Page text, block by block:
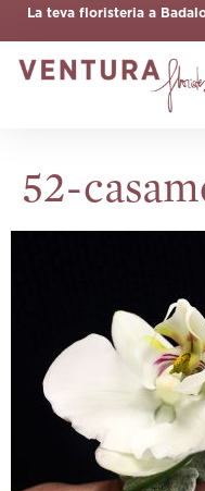
La teva floristeria a
52-